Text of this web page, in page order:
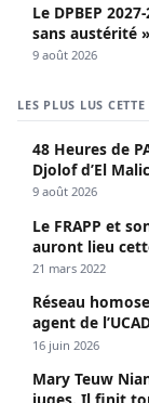
Le DPBEP
sans austérité
budgétaire,
9 août 2026
LES PLUS LUS
48 Heures de
Djolof d’El
apothéose
9 août 2026
Le FRAPP et
auront lieu
21 mars 2022
Réseau
agent de
propagé le VIH
16 juin 2026
Mary Teuw